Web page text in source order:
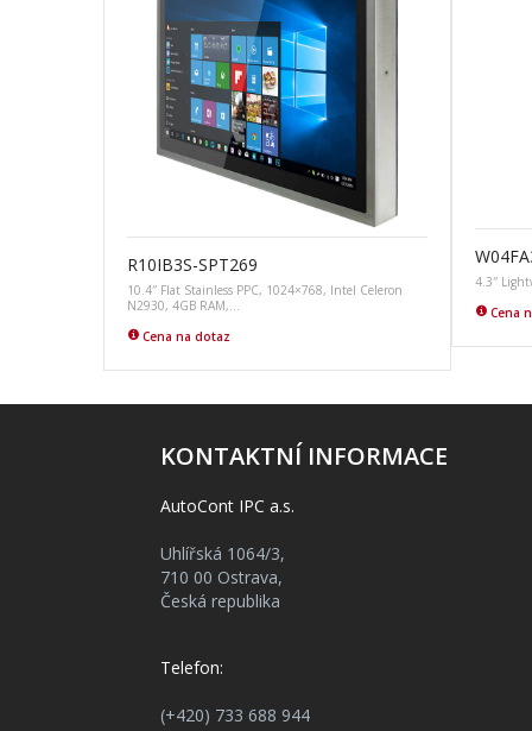
R10IB3S-SPT269
10.4″ Flat Stainless PPC, 1024×768, Intel Celeron
N2930, 4GB RAM,…
Cena na dotaz
4.3″
Cena
KONTAKTNÍ INFORMACE
AutoCont IPC a.s.
Uhlířská 1064/3,
710 00 Ostrava,
Česká republika
Telefon:
(+420) 733 688 944